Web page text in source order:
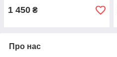
1 450 ₴
Про нас